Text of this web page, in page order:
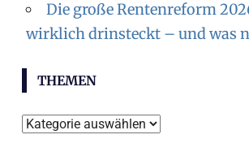
Die große Rentenreform
wirklich drinsteckt – und was
THEMEN
Themen